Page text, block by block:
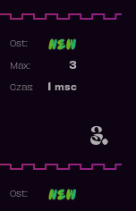
3.
Ost:
3
Max:
msc
Czas:
Ost: